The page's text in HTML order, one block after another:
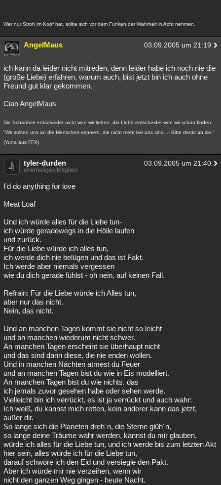
Wer nur Stroh im Kopf hat, sollte sich vor dem Funken der Wahrheit in Acht nehmen.
AngelMaus 03.09.2005 um 21:19
ich kann da leider nicht mitreden, denn leider habe ich noch nie die
(große Liebe) erfahren, warum auch, bist jetzt bin ich auch ohne
Freund gut klar gekommen.
Ciao AngelMaus
Die Schönheit entscheidet nicht wen wir lieben, die Liebe entscheidet wen wir schön finden.
"Wir sollten uns an die Menschen erinnern, die nicht mehr bei uns sind...- Bitte denkt an sie."
(Yuna aus FFX)
tyler-durden 03.09.2005 um 21:40
ehemaliges Mitglied
I'd do anything for love
Meat Loaf
Und ich würde alles für die Liebe tun-
ich würde geradewegs in die Hölle laufen
und zurück.
Für die Liebe würde ich alles tun,
ich werde dich nie belügen und das ist Fakt.
Ich werde aber niemals vergessen
wie du dich gerade fühlst - oh nein, auf keinen Fall.
Refrain: Für die Liebe würde ich Alles tun,
aber nur das nicht.
Nein, das nicht.
Und an manchen Tagen kommt sie nicht so leicht
und an manchen wiederum nicht schwer.
An manchen Tagen erscheint sie überhaupt nicht
und das sind dann diese, die nie enden wollen.
Und in manchen Nächten atmest du Feuer
und an manchen Tagen bist du wie in Eis modelliert.
An manchen Tagen bist du wie nichts, das
ich jemals zuvor gesehen habe oder sehen werde.
Vielleicht bin ich verrückt, es ist ja verrückt und auch wahr:
Ich weiß, du kannst mich retten, kein anderer kann das jetzt,
außer dir.
So lange sich die Planeten dreh´n, die Sterne glüh´n,
so lange deine Träume wahr werden, kannst du mir glauben,
würde ich alles für die Liebe tun, und ich werde bis zum letzten Akt
hier sein, alles würde ich für die Liebe tun,
darauf schwöre ich den Eid und versiegle den Pakt.
Aber ich würde mir nie verzeihen, wenn wir
nicht den ganzen Weg gingen - heute Nacht.